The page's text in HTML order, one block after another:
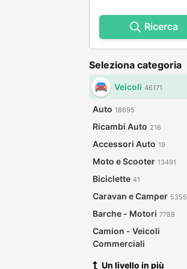
Ricerca
Seleziona categoria
Veicoli 46171
Auto 18695
Ricambi Auto 216
Accessori Auto 19
Moto e Scooter 13491
Biciclette 41
Caravan e Camper 5355
Barche - Motori 7788
Camion - Veicoli
Commerciali
Un livello in più